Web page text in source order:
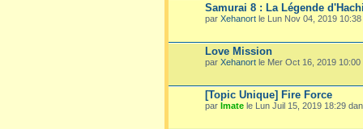
Samurai 8 : La Légende
par Xehanort le Lun Nov 04, 2019
Love Mission
par Xehanort le Mer Oct 16, 2019
[Topic Unique] Fire Force
par Imate le Lun Juil 15, 2019 18:29